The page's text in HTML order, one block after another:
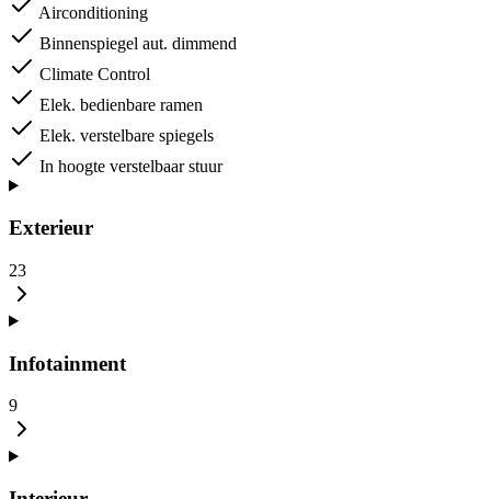
Airconditioning
Binnenspiegel aut. dimmend
Climate Control
Elek. bedienbare ramen
Elek. verstelbare spiegels
In hoogte verstelbaar stuur
Exterieur
23
Infotainment
9